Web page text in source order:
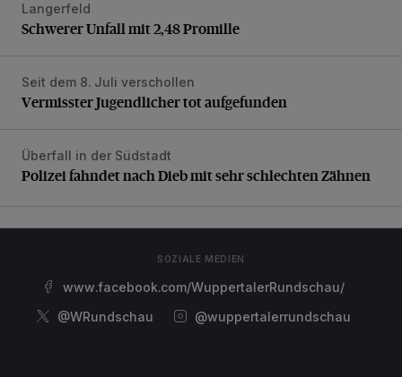
Schwerer Unfall mit 2,48 Promille
Langerfeld
Schwerer Unfall mit 2,48 Promille
Vermisster Jugendlicher tot aufgefunden
Seit dem 8. Juli verschollen
Vermisster Jugendlicher tot aufgefunden
Polizei fahndet nach Dieb mit sehr schlechten Zähnen
Überfall in der Südstadt
Polizei fahndet nach Dieb mit sehr schlechten Zähnen
SOZIALE MEDIEN
www.facebook.com/WuppertalerRundschau/
@WRundschau
@wuppertalerrundschau